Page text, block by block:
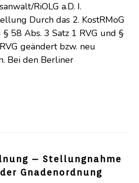
RiOLG a.D. I.
Durch das 2. KostRMoG
58 Abs. 3 Satz 1 RVG und §
geändert bzw. neu
Bei den Berliner
– Stellungnahme
Gnadenordnung